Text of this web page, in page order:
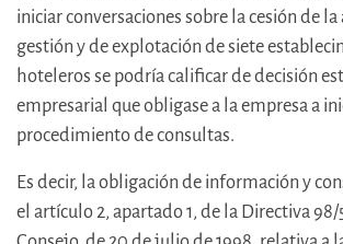
iniciar conversaciones sobre la cesión de
gestión y de explotación de siete
hoteleros se podría calificar de decisión
empresarial que obligase a la empresa a
procedimiento de consultas.
Es decir, la obligación de información y
el artículo 2, apartado 1, de la Directiva 98/